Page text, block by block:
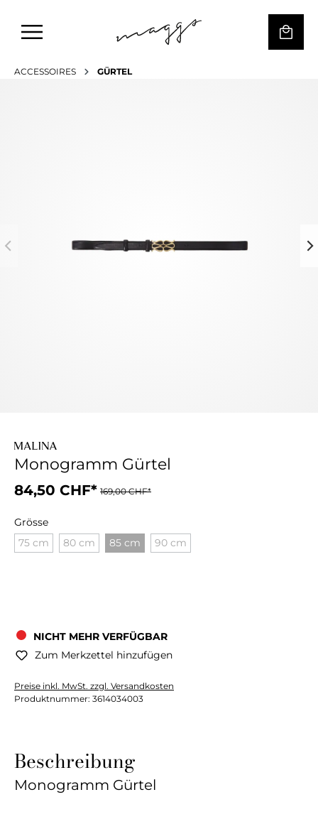
ACCESSOIRES GÜRTEL
Monogramm Gürtel
84,50 CHF* 169,00 CHF*
Grösse
75 cm
80 cm 85 cm 90 cm
NICHT MEHR VERFÜGBAR
Zum Merkzettel hinzufügen
Preise inkl. MwSt. zzgl. Versandkosten
Produktnummer: 3614034003
Beschreibung
Monogramm Gürtel